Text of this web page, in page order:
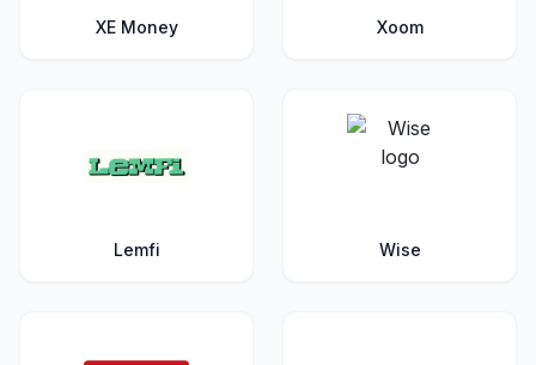
XE Money Xoom
Lemfi Wise